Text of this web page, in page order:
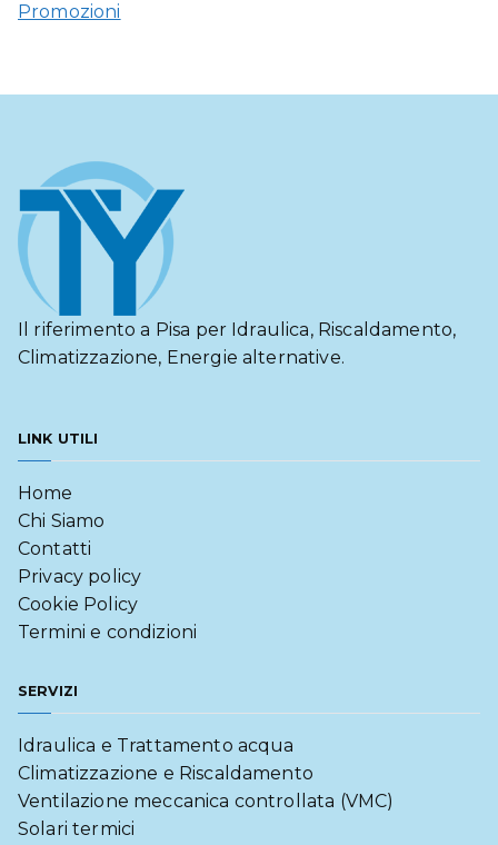
Promozioni
Il riferimento a Pisa per Idraulica, Riscaldamento,
Climatizzazione, Energie alternative.
LINK UTILI
Home
Chi Siamo
Contatti
Privacy policy
Cookie Policy
Termini e condizioni
SERVIZI
Idraulica e Trattamento acqua
Climatizzazione e Riscaldamento
Ventilazione meccanica controllata (VMC)
Solari termici